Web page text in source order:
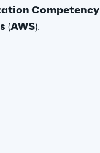
Competency
(AWS).